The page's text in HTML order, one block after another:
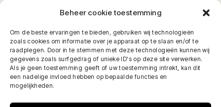
Beheer cookie toestemming
Om de beste ervaringen te bieden, gebruiken wij technologieën
zoals cookies om informatie over je apparaat op te slaan en/of te
raadplegen. Door in te stemmen met deze technologieën kunnen wij
gegevens zoals surfgedrag of unieke ID's op deze site verwerken.
Als je geen toestemming geeft of uw toestemming intrekt, kan dit
een nadelige invloed hebben op bepaalde functies en
mogelijkheden.
Dinsdag: 9:00 - 18:00
Woensdag: 9:00 - 18:00
Donderdag: 10:00 - 20:00
Vrijdag: 09:00 - 18:00